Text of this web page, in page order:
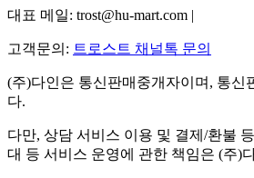
대표 메일: trost@hu-mart.com |
고객문의: 트로스트 채널톡 문의
(주)다인은 통신판매중개자이며, 통신
다.
다만, 상담 서비스 이용 및 결제/환불
대 등 서비스 운영에 관한 책임은 (주)